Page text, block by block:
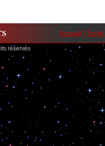
Accueil |
réservés